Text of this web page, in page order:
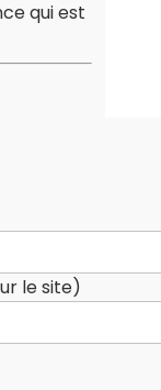
qui est
le site)